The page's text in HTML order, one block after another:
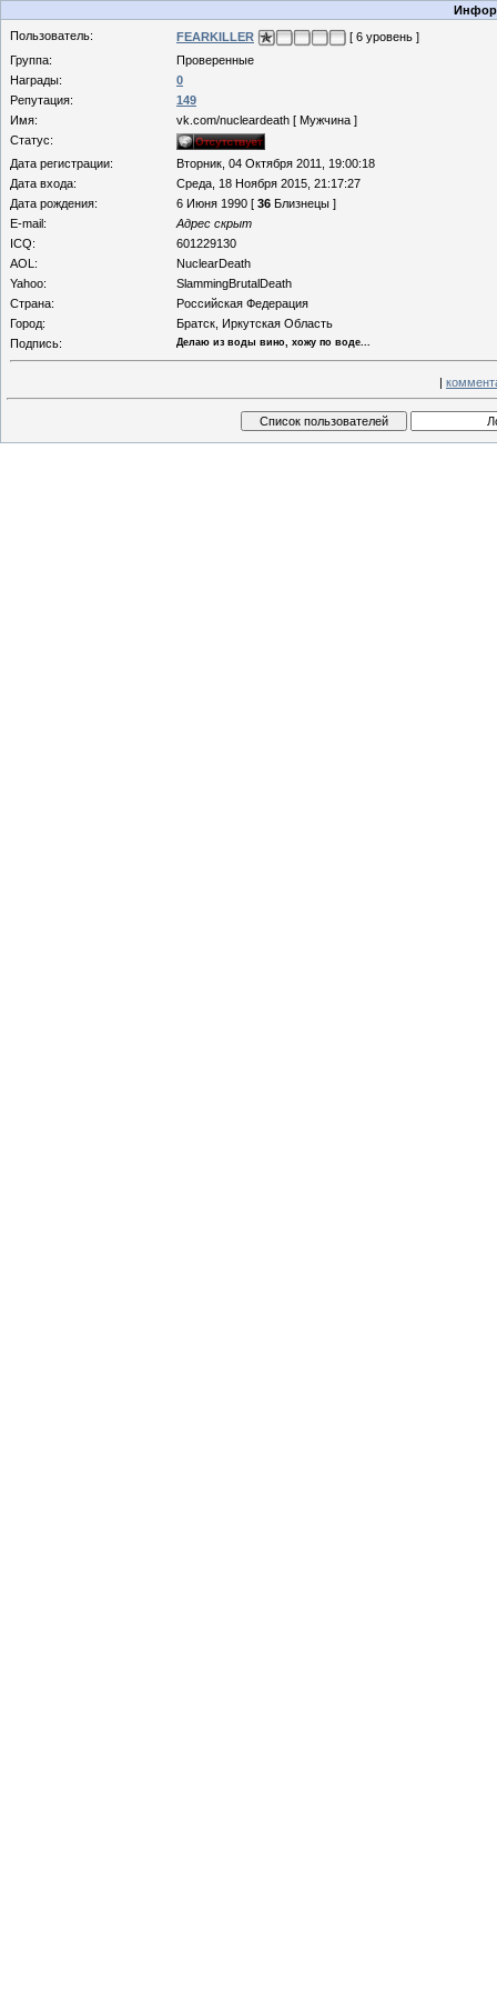
Пользователь:
FEARKILLER
[ 6 уровень ]
Группа:
Проверенные
Награды:
0
Репутация:
149
Имя:
vk.com/nucleardeath [ Мужчина ]
Статус:
Дата регистрации:
Вторник, 04 Октября 2011, 19:00:18
Дата входа:
Среда, 18 Ноября 2015, 21:17:27
Дата рождения:
6 Июня 1990 [ 36 Близнецы ]
E-mail:
Адрес скрыт
ICQ:
601229130
AOL:
NuclearDeath
Yahoo:
SlammingBrutalDeath
Страна:
Российская Федерация
Город:
Братск, Иркутская Область
Подпись:
Делаю из воды вино, хожу по воде...
|